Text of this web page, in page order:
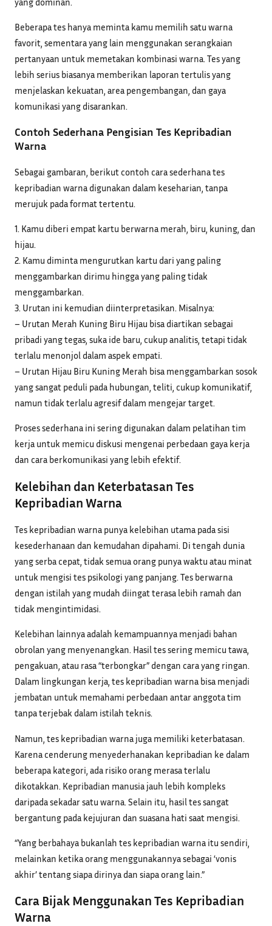
Beberapa tes hanya meminta kamu memilih satu warna
favorit, sementara yang lain menggunakan serangkaian
pertanyaan untuk memetakan kombinasi warna. Tes yang
lebih serius biasanya memberikan laporan tertulis yang
menjelaskan kekuatan, area pengembangan, dan gaya
komunikasi yang disarankan.
Contoh Sederhana Pengisian Tes Kepribadian
Warna
Sebagai gambaran, berikut contoh cara sederhana tes
kepribadian warna digunakan dalam keseharian, tanpa
merujuk pada format tertentu.
1. Kamu diberi empat kartu berwarna merah, biru, kuning, dan
hijau.
2. Kamu diminta mengurutkan kartu dari yang paling
menggambarkan dirimu hingga yang paling tidak
menggambarkan.
3. Urutan ini kemudian diinterpretasikan. Misalnya:
– Urutan Merah Kuning Biru Hijau bisa diartikan sebagai
pribadi yang tegas, suka ide baru, cukup analitis, tetapi tidak
terlalu menonjol dalam aspek empati.
– Urutan Hijau Biru Kuning Merah bisa menggambarkan sosok
yang sangat peduli pada hubungan, teliti, cukup komunikatif,
namun tidak terlalu agresif dalam mengejar target.
Proses sederhana ini sering digunakan dalam pelatihan tim
kerja untuk memicu diskusi mengenai perbedaan gaya kerja
dan cara berkomunikasi yang lebih efektif.
Kelebihan dan Keterbatasan Tes
Kepribadian Warna
Tes kepribadian warna punya kelebihan utama pada sisi
kesederhanaan dan kemudahan dipahami. Di tengah dunia
yang serba cepat, tidak semua orang punya waktu atau minat
untuk mengisi tes psikologi yang panjang. Tes berwarna
dengan istilah yang mudah diingat terasa lebih ramah dan
tidak mengintimidasi.
Kelebihan lainnya adalah kemampuannya menjadi bahan
obrolan yang menyenangkan. Hasil tes sering memicu tawa,
pengakuan, atau rasa “terbongkar” dengan cara yang ringan.
Dalam lingkungan kerja, tes kepribadian warna bisa menjadi
jembatan untuk memahami perbedaan antar anggota tim
tanpa terjebak dalam istilah teknis.
Namun, tes kepribadian warna juga memiliki keterbatasan.
Karena cenderung menyederhanakan kepribadian ke dalam
beberapa kategori, ada risiko orang merasa terlalu
dikotakkan. Kepribadian manusia jauh lebih kompleks
daripada sekadar satu warna. Selain itu, hasil tes sangat
bergantung pada kejujuran dan suasana hati saat mengisi.
“Yang berbahaya bukanlah tes kepribadian warna itu sendiri,
melainkan ketika orang menggunakannya sebagai ‘vonis
akhir’ tentang siapa dirinya dan siapa orang lain.”
Cara Bijak Menggunakan Tes Kepribadian
Warna